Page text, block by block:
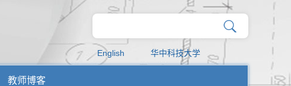
English 华中科技大学
教师博客